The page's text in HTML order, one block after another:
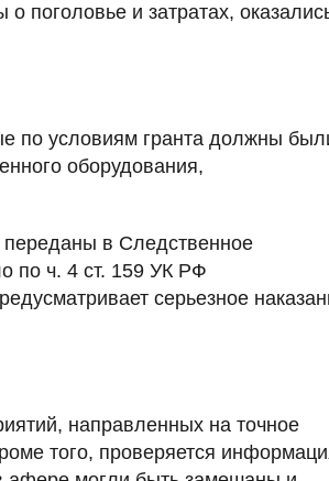
поголовье и затратах,
по условиям гранта должны
оборудования,
в Следственное
по ч. 4 ст. 159 УК РФ
серьезное
направленных на точное
того, проверяется